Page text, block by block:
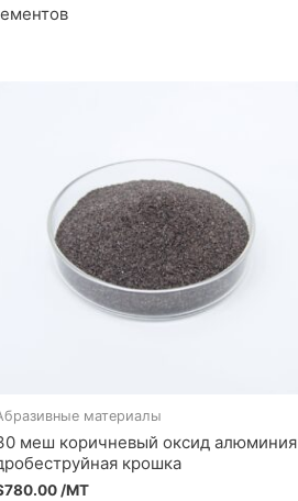
материалы
меш коричневый оксид алюминия
крошка
780.00/MT